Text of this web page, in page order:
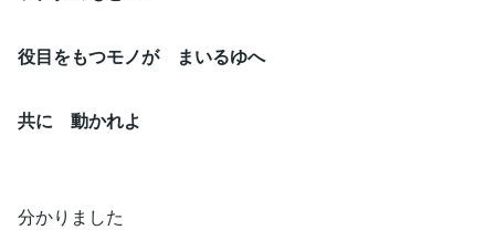
役目をもつモノが まいるゆへ
共に 動かれよ
分かりました